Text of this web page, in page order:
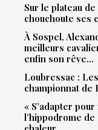
Sur le plateau
chouchoute ses
À Sospel,
meilleurs
enfin son rêve…
Loubressac :
championnat de
« S’adapter
l’hippodrome